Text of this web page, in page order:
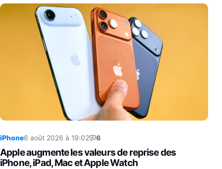
iPhone6 août 2026 à 19:02 6
Apple augmente les valeurs de reprise des
iPhone, iPad, Mac et Apple Watch